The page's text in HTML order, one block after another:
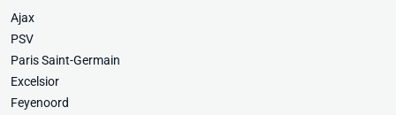
Ajax
PSV
Paris Saint-Germain
Excelsior
Feyenoord